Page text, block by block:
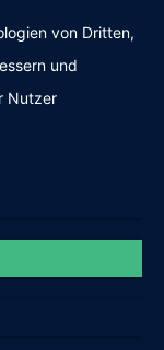
von Dritten,
und
Nutzer